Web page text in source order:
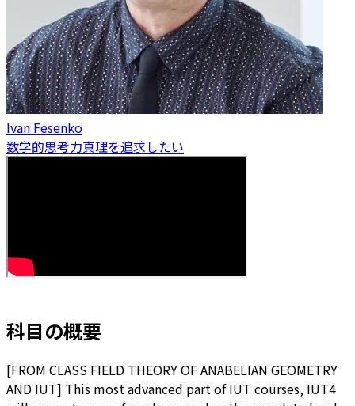
Ivan Fesenko
数学的思考力真理を追求したい
科目の概要
[FROM CLASS FIELD THEORY OF ANABELIAN GEOMETRY
AND IUT] This most advanced part of IUT courses, IUT4